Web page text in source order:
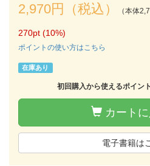
2,970円（税込） （本体
270pt (10%)
ポイントの使い方はこちら
在庫あり
初回購入から使えるポイン
カートに
電子書籍は